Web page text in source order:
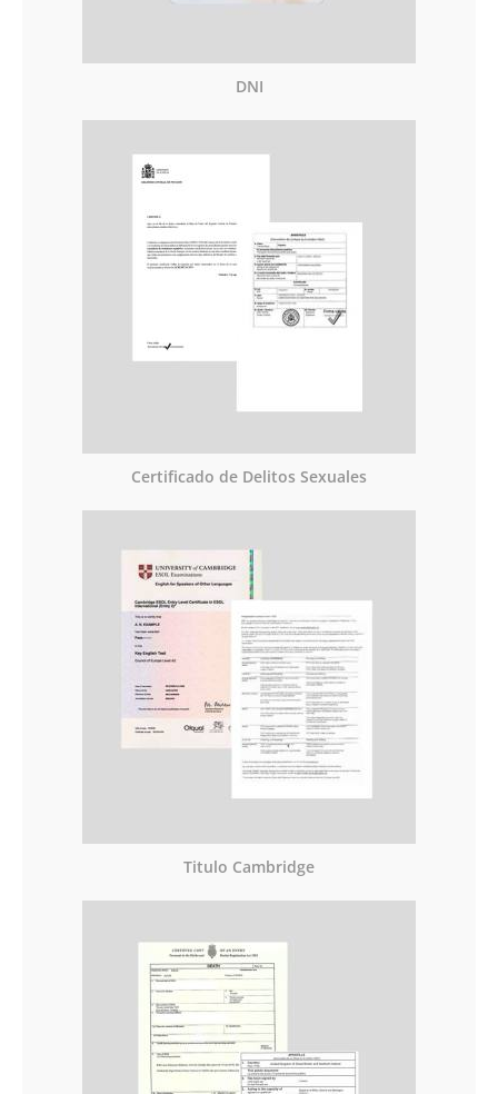
DNI
Certificado de Delitos Sexuales
Titulo Cambridge